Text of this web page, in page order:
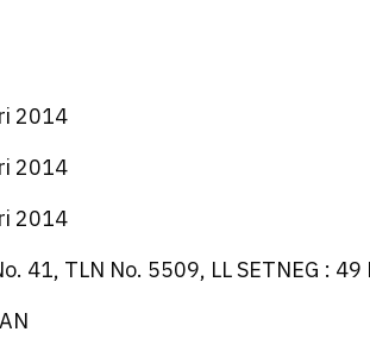
2014
2014
2014
41, TLN No. 5509, LL SETNEG : 49